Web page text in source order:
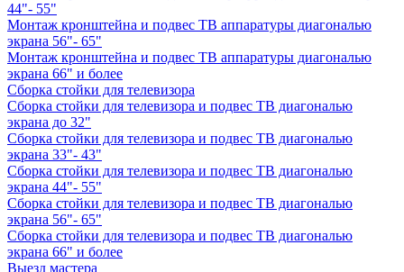
44"- 55"
Монтаж кронштейна и подвес ТВ аппаратуры диагональю
экрана 56"- 65"
Монтаж кронштейна и подвес ТВ аппаратуры диагональю
экрана 66" и более
Сборка стойки для телевизора
Сборка стойки для телевизора и подвес ТВ диагональю
экрана до 32"
Сборка стойки для телевизора и подвес ТВ диагональю
экрана 33"- 43"
Сборка стойки для телевизора и подвес ТВ диагональю
экрана 44"- 55"
Сборка стойки для телевизора и подвес ТВ диагональю
экрана 56"- 65"
Сборка стойки для телевизора и подвес ТВ диагональю
экрана 66" и более
Выезд мастера